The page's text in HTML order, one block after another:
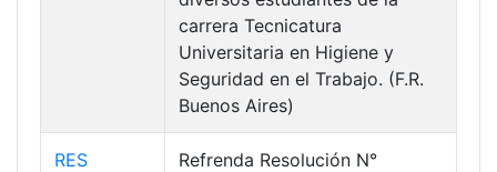
carrera Tecnicatura
Universitaria en Higiene y
Seguridad en el Trabajo. (F.R.
Buenos Aires)
RES
Refrenda Resolución N°